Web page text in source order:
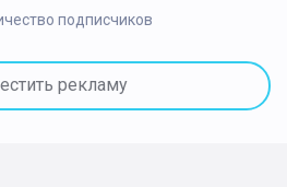
подписчиков
рекламу